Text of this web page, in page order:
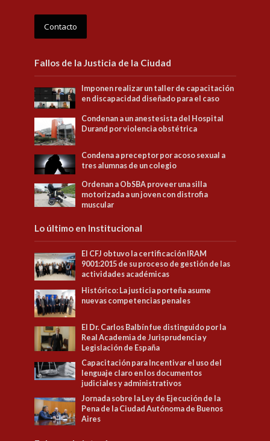
Contacto
Fallos de la Justicia de la Ciudad
Imponen realizar un taller de capacitación
en discapacidad diseñado para el caso
Condenan a un anestesista del Hospital
Durand por violencia obstétrica
Condena a preceptor por acoso sexual a
tres alumnas de un colegio
Ordenan a ObSBA proveer una silla
motorizada a un joven con distrofia
muscular
Lo último en Institucional
El CFJ obtuvo la certificación IRAM
9001:2015 de su proceso de gestión de las
actividades académicas
Histórico: La justicia porteña asume
nuevas competencias penales
El Dr. Carlos Balbín fue distinguido por la
Real Academia de Jurisprudencia y
Legislación de España
Capacitación para Incentivar el uso del
lenguaje claro en los documentos
judiciales y administrativos
Jornada sobre la Ley de Ejecución de la
Pena de la Ciudad Autónoma de Buenos
Aires